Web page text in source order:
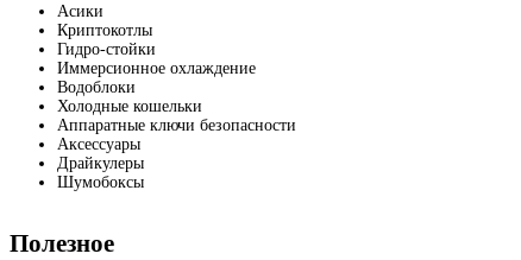
Асики
Криптокотлы
Гидро-стойки
Иммерсионное охлаждение
Водоблоки
Холодные кошельки
Аппаратные ключи безопасности
Аксессуары
Драйкулеры
Шумобоксы
Полезное